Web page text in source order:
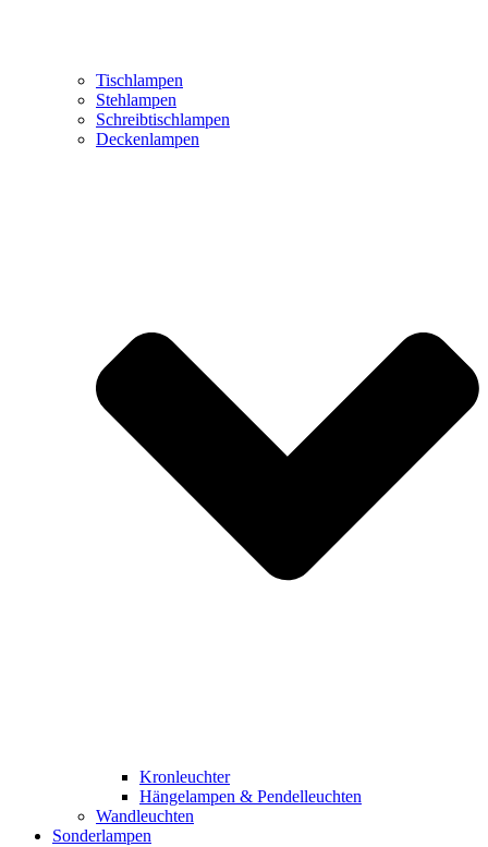
Tischlampen
Stehlampen
Schreibtischlampen
Deckenlampen
Kronleuchter
Hängelampen & Pendelleuchten
Wandleuchten
Sonderlampen